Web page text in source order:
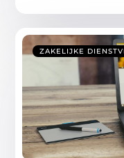
ZAKELIJKE